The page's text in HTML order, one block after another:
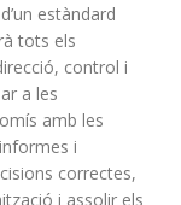
estàndard
tots els
control i
a les
amb les
i
correctes,
i assolir els